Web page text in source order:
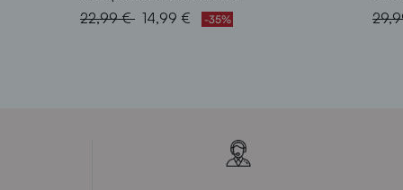
Price reduced from
22,99 €to14,99 € -35%